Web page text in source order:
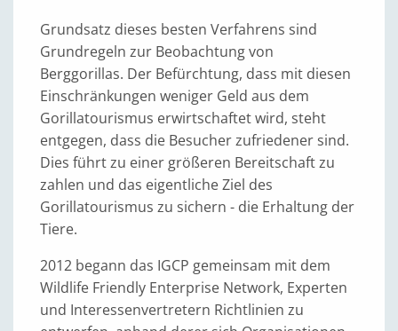
Grundsatz dieses besten Verfahrens sind
Grundregeln zur Beobachtung von
Berggorillas. Der Befürchtung, dass mit diesen
Einschränkungen weniger Geld aus dem
Gorillatourismus erwirtschaftet wird, steht
entgegen, dass die Besucher zufriedener sind.
Dies führt zu einer größeren Bereitschaft zu
zahlen und das eigentliche Ziel des
Gorillatourismus zu sichern - die Erhaltung der
Tiere.
2012 begann das IGCP gemeinsam mit dem
Wildlife Friendly Enterprise Network, Experten
und Interessenvertretern Richtlinien zu